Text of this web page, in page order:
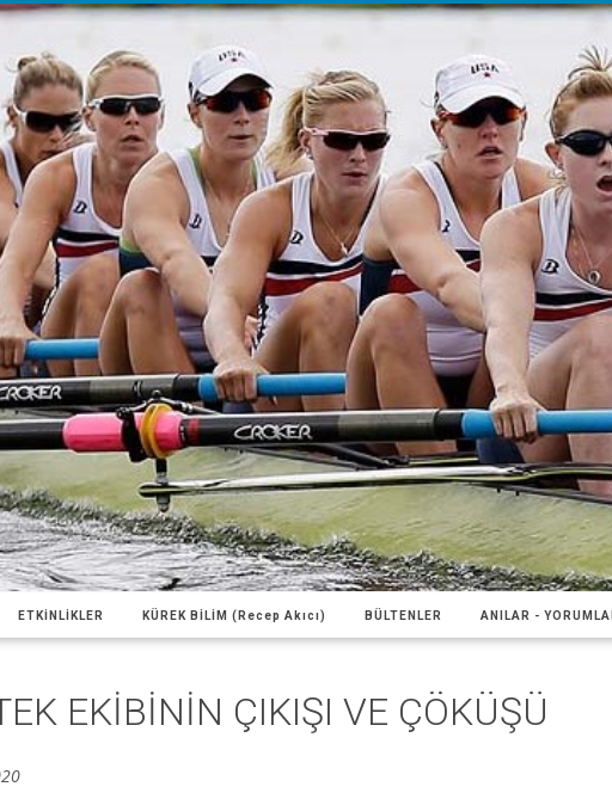
ETKİNLİKLER KÜREK BİLİM (Recep Akıcı) BÜLTENLER ANILAR -
EKİBİNİN ÇIKIŞI VE ÇÖKÜŞÜ